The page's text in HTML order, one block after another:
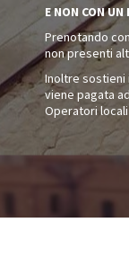
E NON CON
Prenotando
non presenti
Inoltre sostieni
viene pagata
Operatori